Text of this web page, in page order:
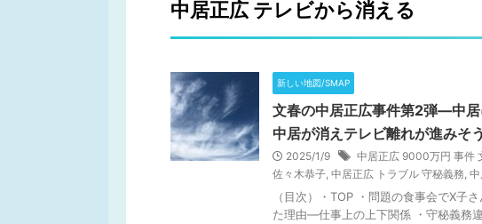
中居正広 テレビから消える
新しい地図/SMAP
文春の中居正広事件第2弾―中
中居が消えテレビ離れが進みそう
2025/1/9 中居正広 9000万円 事件
佐々木恭子, 中居正広 トラブル 守秘義務,
（目次）・TOP ・問題の食事会でX子
た理由―仕事上の上下関係 ・守秘義務